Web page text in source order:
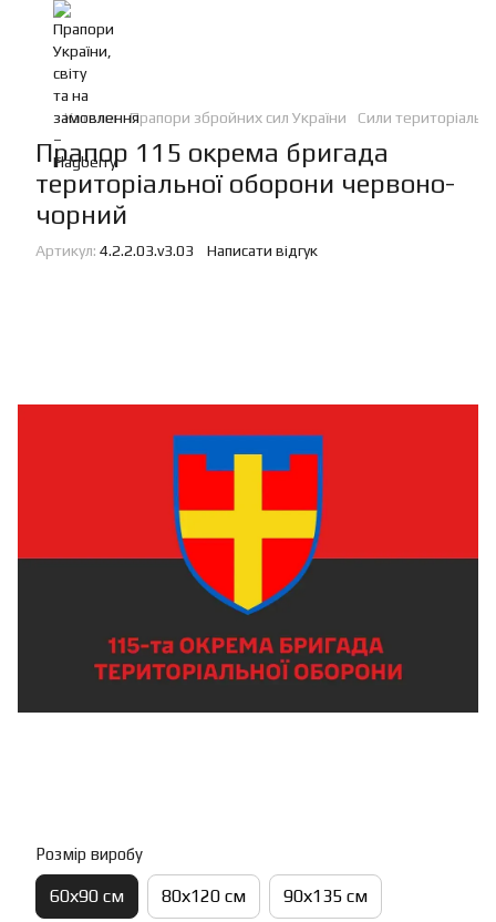
Каталог Прапори збройних сил України Сили
Прапор 115 окрема бригада
територіальної оборони червоно-
чорний
Артикул: 4.2.2.03.v3.03 Написати відгук
Розмір виробу
60х90 см 80х120 см 90х135 см